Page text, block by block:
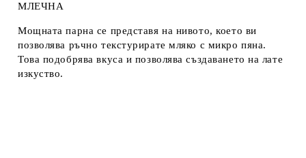
МЛЕЧНА
Мощната парна се представя на нивото, което ви
позволява ръчно текстурирате мляко с микро пяна.
Това подобрява вкуса и позволява създаването на лате
изкуство.